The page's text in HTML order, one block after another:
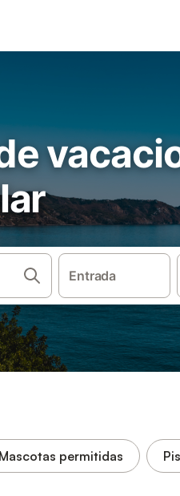
Entrada
Mascotas permitidas